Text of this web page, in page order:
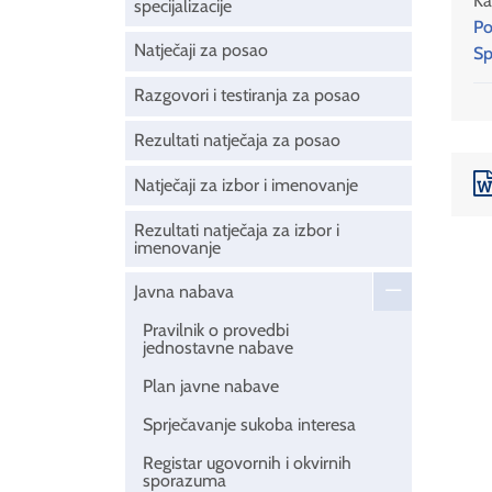
specijalizacije
Natječaji za posao
Razgovori i testiranja za posao
Rezultati natječaja za posao
Natječaji za izbor i imenovanje
Rezultati natječaja za izbor i
imenovanje
Javna nabava
Pravilnik o provedbi
jednostavne nabave
Plan javne nabave
Sprječavanje sukoba interesa
Registar ugovornih i okvirnih
sporazuma